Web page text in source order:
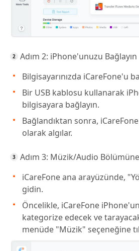
Adım 2: iPhone'unuzu Bağlayın
Bilgisayarınızda iCareFone'u
Bir USB kablosu kullanarak
bilgisayara bağlayın.
Bağlandıktan sonra,
olarak algılar.
Adım 3: Müzik/Audio
iCareFone ana arayüzünde,
gidin.
Öncelikle, iCareFone
kategorize edecek ve
menüde "Müzik" seçeneğine